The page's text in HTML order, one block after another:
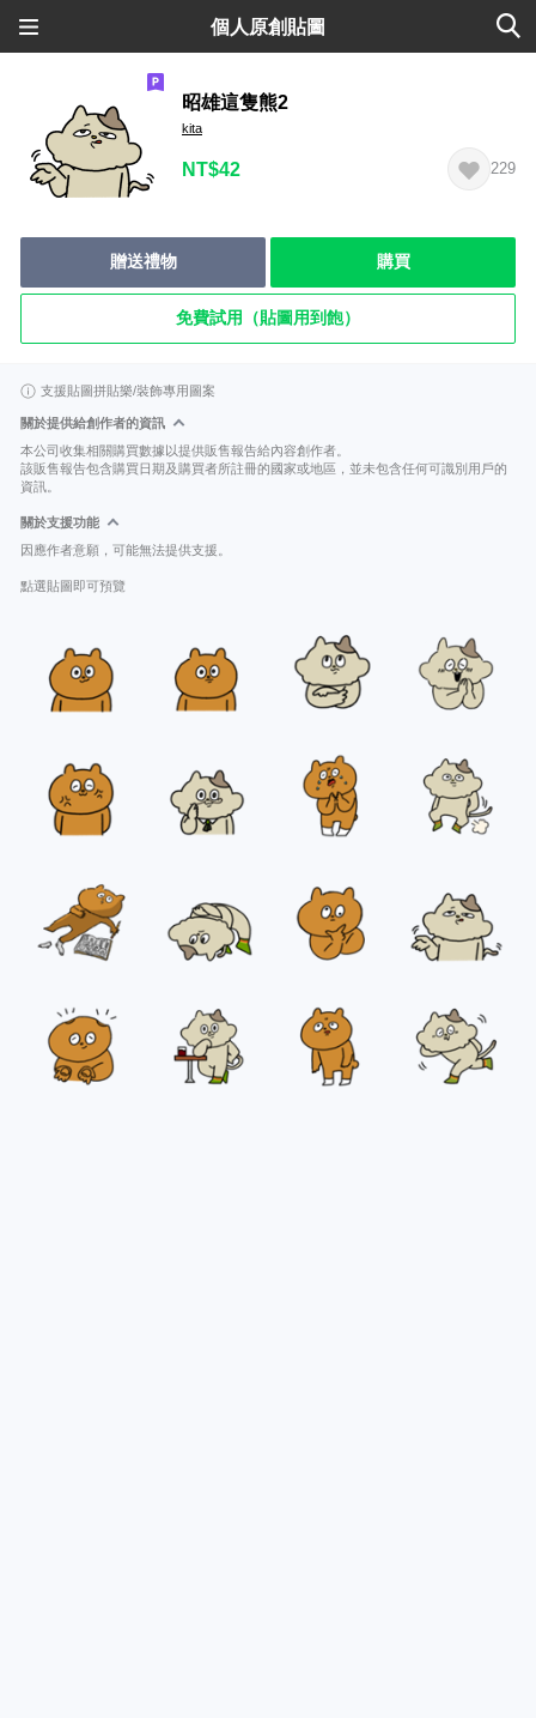
個人原創貼圖
昭雄這隻熊2
kita
NT$42 229
贈送禮物 購買
免費試用（貼圖用到飽）
支援貼圖拼貼樂/裝飾專用圖案
關於提供給創作者的資訊
本公司收集相關購買數據以提供販售報告給內容創作者。
該販售報告包含購買日期及購買者所註冊的國家或地區，並未包含任何可識別用戶的
資訊。
關於支援功能
因應作者意願，可能無法提供支援。
點選貼圖即可預覽